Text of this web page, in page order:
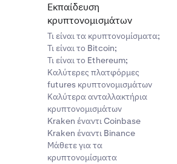
Εκπαίδευση
κρυπτονομισμάτων
Τι είναι τα κρυπτονομίσματα;
Τι είναι το Bitcoin;
Τι είναι το Ethereum;
Καλύτερες πλατφόρμες
futures κρυπτονομισμάτων
Καλύτερα ανταλλακτήρια
κρυπτονομισμάτων
Kraken έναντι Coinbase
Kraken έναντι Binance
Μάθετε για τα
κρυπτονομίσματα